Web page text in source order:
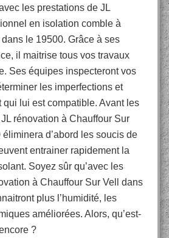
les prestations de JL
en isolation comble à
le 19500. Grâce à ses
il maitrise tous vos travaux
Ses équipes inspecteront vos
les imperfections et
qui lui est compatible. Avant les
rénovation à Chauffour Sur
d’abord les soucis de
entrainer rapidement la
Soyez sûr qu’avec les
à Chauffour Sur Vell dans
plus l’humidité, les
améliorées. Alors, qu’est-
?